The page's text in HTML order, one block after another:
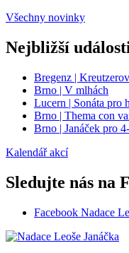
Všechny novinky
Nejbližší
Bregenz |
Brno | V mlhách
Lucern | Sonáta pro
Brno | Thema con
Brno | Janáček pro
Kalendář akcí
Sledujte nás na
Facebook Nadace